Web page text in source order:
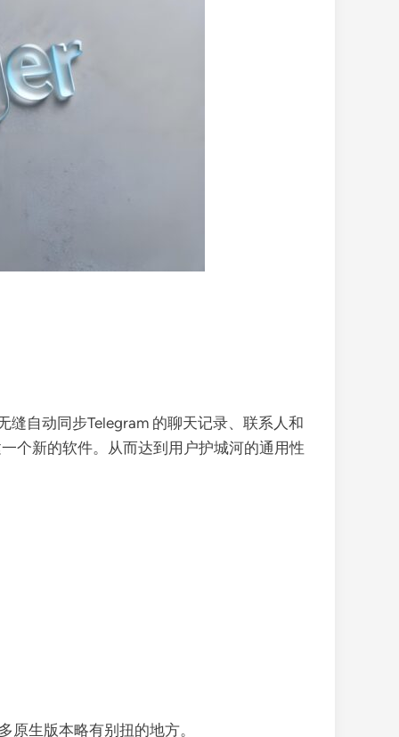
缝自动同步Telegram 的聊天记录、联系人和
个新的软件。从而达到用户护城河的通用性
原生版本略有别扭的地方。